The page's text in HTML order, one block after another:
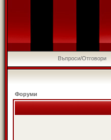
Въпроси/Отговори
Форуми